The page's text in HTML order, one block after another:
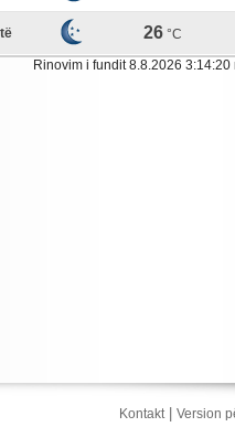
26 °C
Rinovim i fundit 8.8.2026 3:14:20
Kontakt| Version